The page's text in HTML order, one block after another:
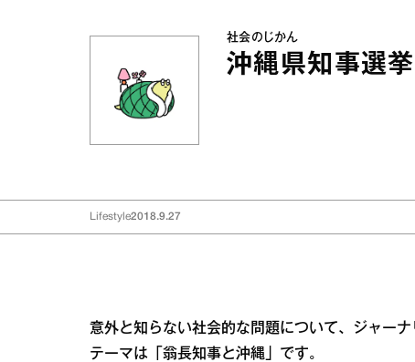
社会のじかん
沖縄県知事選
Lifestyle2018.9.27
意外と知らない社会的な問題について、ジャー
テーマは「翁長知事と沖縄」です。